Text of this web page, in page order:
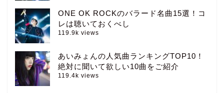
ONE OK ROCKのバラード名曲15選！コ
レは聴いておくべし
119.9k views
あいみょんの人気曲ランキングTOP10！
絶対に聞いて欲しい10曲をご紹介
119.4k views